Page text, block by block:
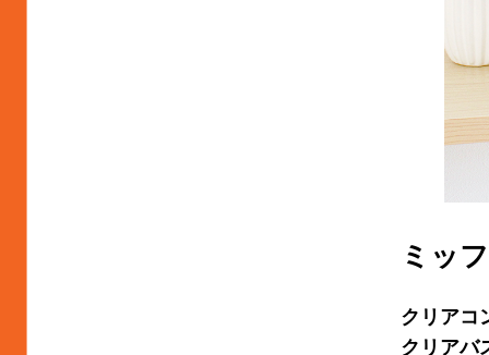
ミッ
クリアコ
クリアバ